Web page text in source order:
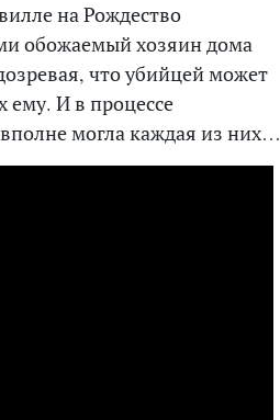
на Рождество
обожаемый хозяин дома
что убийцей может
ему. И в процессе
могла каждая из них…